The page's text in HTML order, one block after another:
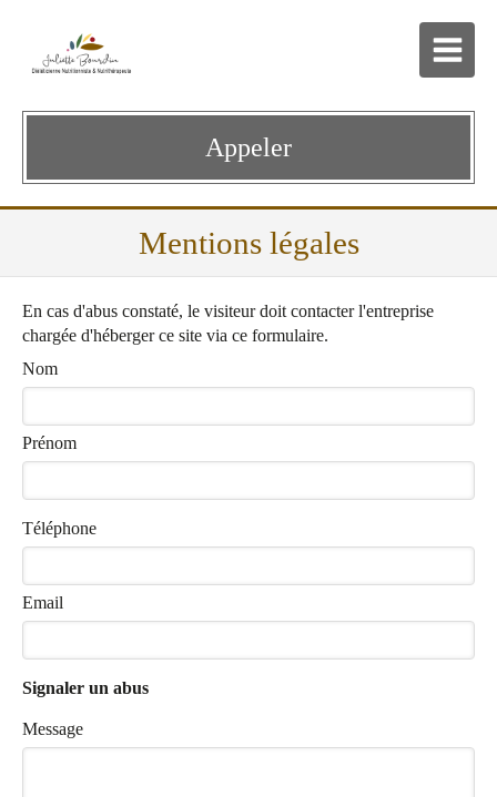
Appeler
Mentions légales
En cas d'abus constaté, le visiteur doit contacter l'entreprise
chargée d'héberger ce site via ce formulaire.
Nom
Prénom
Téléphone
Email
Signaler un abus
Message